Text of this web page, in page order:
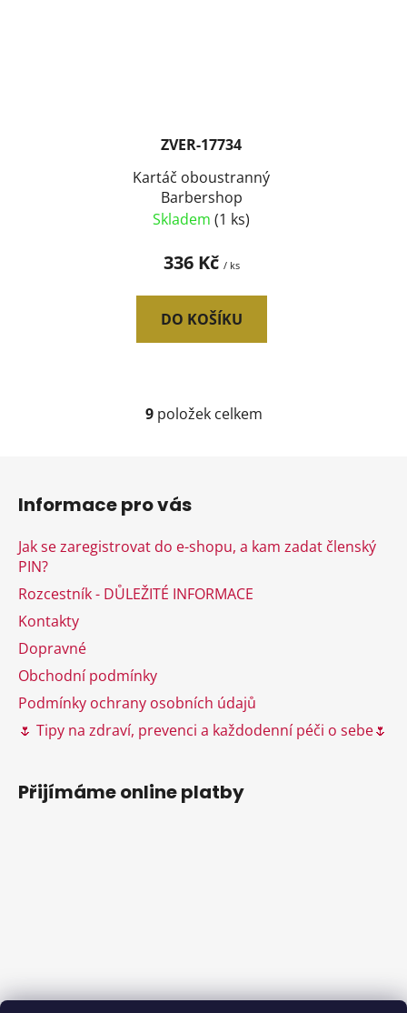
ZVER-17734
Kartáč oboustranný
Barbershop
Skladem (1 ks)
336 Kč / ks
DO KOŠÍKU
O
c
p
r
ý
p
i
u
9položek celkem
Informace pro vás
Jak se zaregistrovat do e-shopu, a kam zadat členský
PIN?
Rozcestník - DŮLEŽITÉ INFORMACE
Kontakty
Dopravné
Obchodní podmínky
Podmínky ochrany osobních údajů
🌷 Tipy na zdraví, prevenci a každodenní péči o sebe🌷
Přijímáme online platby